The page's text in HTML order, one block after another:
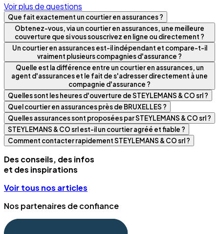
Voir plus de questions
Que fait exactement un courtier en assurances ?
Obtenez-vous, via un courtier en assurances, une meilleure
couverture que si vous souscrivez en ligne ou directement ?
Un courtier en assurances est-il indépendant et compare-t-il
vraiment plusieurs compagnies d'assurance ?
Quelle est la différence entre un courtier en assurances, un
agent d'assurances et le fait de s'adresser directement à une
compagnie d'assurance ?
Quelles sont les heures d'ouverture de STEYLEMANS & CO srl ?
Quel courtier en assurances près de BRUXELLES ?
Quelles assurances sont proposées par STEYLEMANS & CO srl ?
STEYLEMANS & CO srl est-il un courtier agréé et fiable ?
Comment contacter rapidement STEYLEMANS & CO srl ?
Des conseils, des infos
et des inspirations
Voir tous nos articles
Nos partenaires de confiance